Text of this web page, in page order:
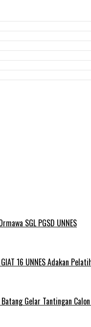
SGL PGSD UNNES
16 UNNES Adakan
Gelar Tantingan